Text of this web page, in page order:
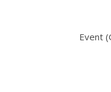
Event